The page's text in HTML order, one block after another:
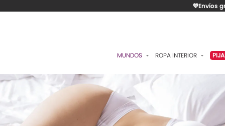
💜Envíos
MUNDOS
ESENCIAL
ROMÁNTICA
CONTROL
ROPA INTERIOR
BRASIERES